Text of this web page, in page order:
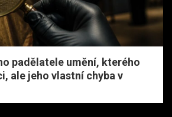
padělatele umění, kterého
ale jeho vlastní chyba v